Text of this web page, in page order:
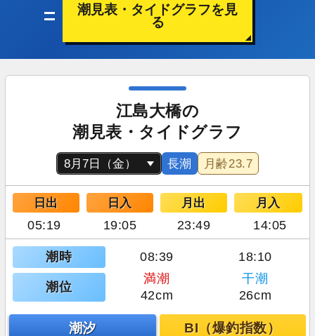
潮見表・タイドグラフを見
る
江島大橋の
潮見表・タイドグラフ
長潮 月齢23.7
日出 日入 月出 月入
05:19 19:05 23:49 14:05
潮時 08:39 18:10
潮位
満潮
干潮
42cm
26cm
潮汐 BI（爆釣指数）